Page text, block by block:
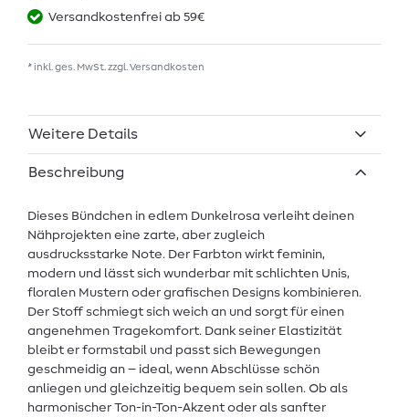
Versandkostenfrei ab 59€
* inkl. ges. MwSt. zzgl. Versandkosten
Weitere Details
Beschreibung
Dieses Bündchen in edlem Dunkelrosa verleiht deinen
Nähprojekten eine zarte, aber zugleich
ausdrucksstarke Note. Der Farbton wirkt feminin,
modern und lässt sich wunderbar mit schlichten Unis,
floralen Mustern oder grafischen Designs kombinieren.
Der Stoff schmiegt sich weich an und sorgt für einen
angenehmen Tragekomfort. Dank seiner Elastizität
bleibt er formstabil und passt sich Bewegungen
geschmeidig an – ideal, wenn Abschlüsse schön
anliegen und gleichzeitig bequem sein sollen. Ob als
harmonischer Ton-in-Ton-Akzent oder als sanfter